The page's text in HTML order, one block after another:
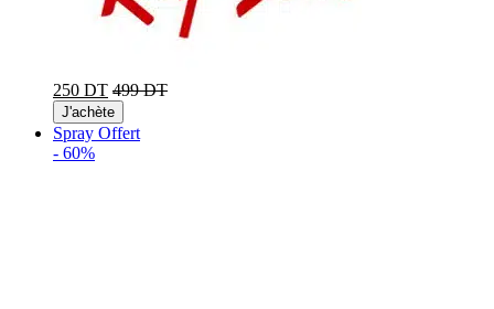
250 DT 499 DT
J'achète
Spray Offert
- 60%